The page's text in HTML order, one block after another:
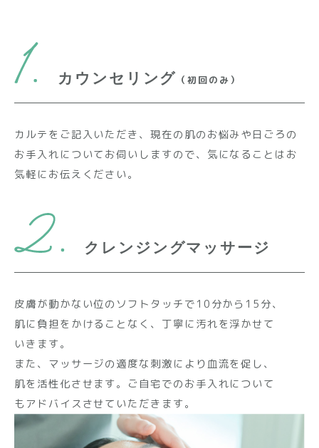
カウンセリング （初回のみ）
カルテをご記入いただき、現在の肌のお悩みや日ごろの
お手入れについてお伺いしますので、気になることはお
気軽にお伝えください。
クレンジングマッサージ
皮膚が動かない位のソフトタッチで10分から15分、
肌に負担をかけることなく、丁寧に汚れを浮かせて
いきます。
また、マッサージの適度な刺激により血流を促し、
肌を活性化させます。ご自宅でのお手入れについて
もアドバイスさせていただきます。